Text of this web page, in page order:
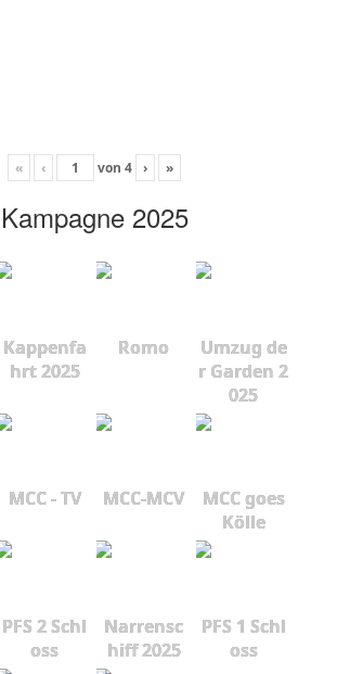
« ‹ von 4 › »
Kampagne 2025
Kappenfa
hrt 2025
Romo
Umzug de
r Garden 2
025
MCC - TV MCC-MCV
MCC goes
Kölle
PFS 2 Schl
oss
Narrensc
hiff 2025
PFS 1 Schl
oss